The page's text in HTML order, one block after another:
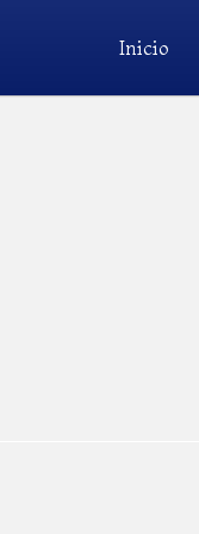
Inicio